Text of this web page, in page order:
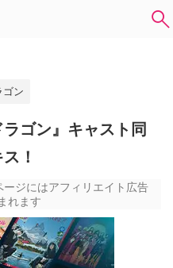
ゴン
ラゴン』キャスト同
！
ージにはアフィリエイト広告
れます